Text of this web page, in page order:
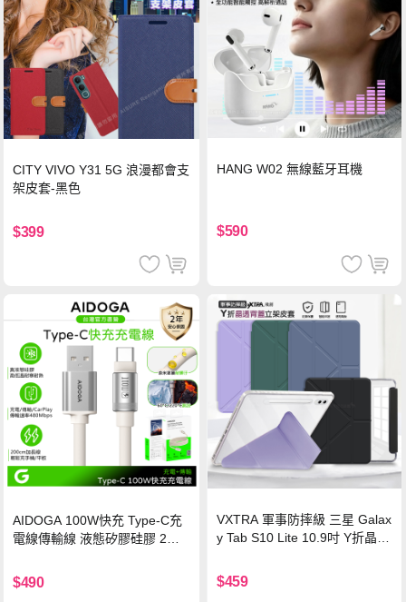
CITY VIVO Y31 5G 浪漫都會支
架皮套-黑色
$399
HANG W02 無線藍牙耳機
$590
AIDOGA 100W快充 Type-C充
電線傳輸線 液態矽膠硅膠 2M
$490
VXTRA 軍事防摔級 三星 Galax
y Tab S10 Lite 10.9吋 Y折晶透
$459